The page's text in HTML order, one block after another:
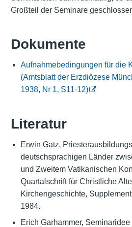
Großteil der Seminare
Dokumente
Aufnahmebedingungen für die
(Amtsblatt der Erzdiözese
1938, Nr 1, S11-12)
Literatur
Erwin Gatz,
deutschsprachigen Länder
und Zweitem Vatikanischen
Quartalschrift für Christliche
Kirchengeschichte,
1984.
Erich Garhammer,